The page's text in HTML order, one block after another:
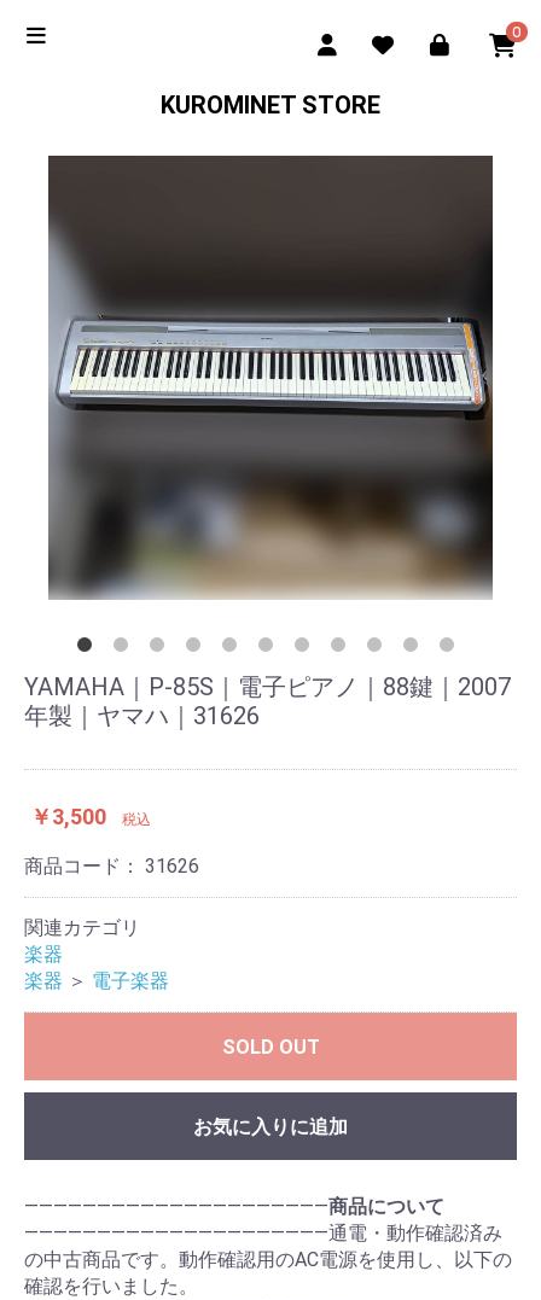
0
KUROMINET STORE
YAMAHA｜P-85S｜電子ピアノ｜88鍵｜2007
年製｜ヤマハ｜31626
￥3,500 税込
商品コード： 31626
関連カテゴリ
楽器
楽器 ＞ 電子楽器
SOLD OUT
お気に入りに追加
―――――――――――――――――――――商品について
―――――――――――――――――――――通電・動作確認済み
の中古商品です。動作確認用のAC電源を使用し、以下の
確認を行いました。